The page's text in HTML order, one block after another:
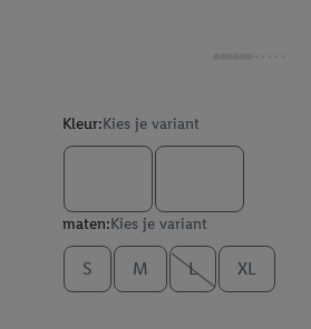
Kleur:Kies je variant
maten:Kies je variant
S M L XL